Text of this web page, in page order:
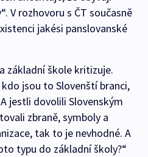
V rozhovoru s ČT současně
jakési panslovanské
základní škole kritizuje.
jsou to Slovenští branci,
jestli dovolili Slovenským
zbraně, symboly a
tak to je nevhodné. A
typu do základní školy?“